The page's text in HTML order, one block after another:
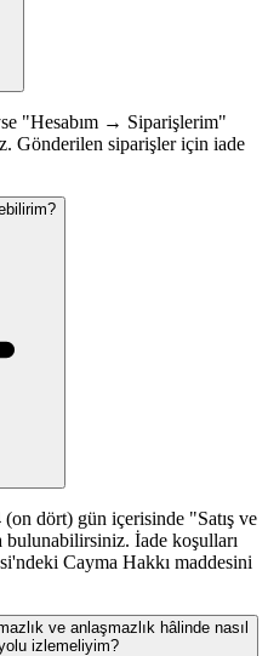
"Hesabım → Siparişlerim"
Gönderilen siparişler için iade
dört) gün içerisinde "Satış ve
bulunabilirsiniz. İade koşulları
Cayma Hakkı maddesini
ve anlaşmazlık hâlinde nasıl
bir çözüm yolu izlemeliyim?